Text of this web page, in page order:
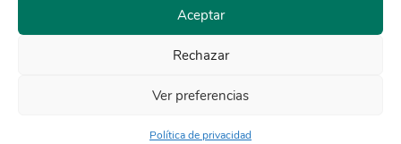
Aceptar
Rechazar
Ver preferencias
Política de privacidad
Razón Social: Libélula Comunicación Ambiente y
Comunicación |Política de privacidad